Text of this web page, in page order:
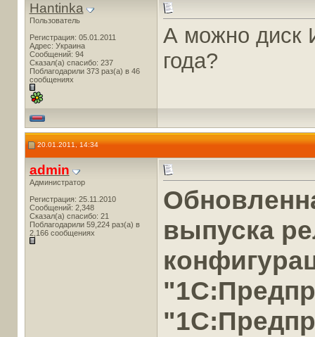
Hantinka
Пользователь
Регистрация: 05.01.2011
Адрес: Украина
Сообщений: 94
Сказал(а) спасибо: 237
Поблагодарили 373 раз(а) в 46
сообщениях
А можно диск
года?
20.01.2011, 14:34
admin
Администратор
Регистрация: 25.11.2010
Сообщений: 2,348
Сказал(а) спасибо: 21
Поблагодарили 59,224 раз(а) в
2,166 сообщениях
выпуска